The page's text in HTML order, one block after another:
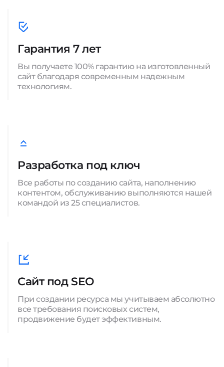
Гарантия 7 лет
Вы получаете 100% гарантию на изготовленный
сайт благодаря современным надежным
технологиям.
Разработка под ключ
Все работы по созданию сайта, наполнению
контентом, обслуживанию выполняются нашей
командой из 25 специалистов.
Сайт под SEO
При создании ресурса мы учитываем абсолютно
все требования поисковых систем,
продвижение будет эффективным.